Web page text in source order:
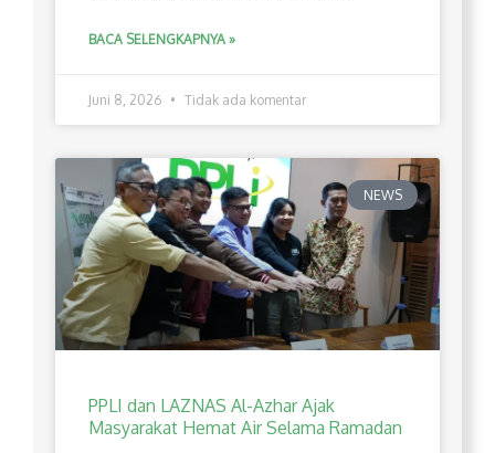
BACA SELENGKAPNYA »
Juni 8, 2026 Tidak ada komentar
NEWS
PPLI dan LAZNAS Al-Azhar Ajak
Masyarakat Hemat Air Selama Ramadan